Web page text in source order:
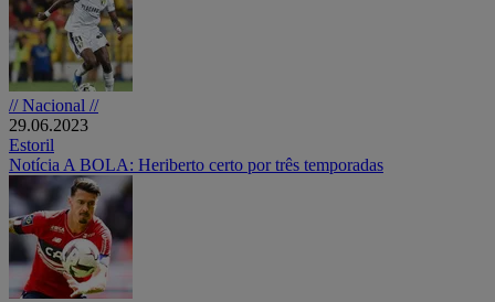
// Nacional //
29.06.2023
Estoril
Notícia A BOLA: Heriberto certo por três temporadas